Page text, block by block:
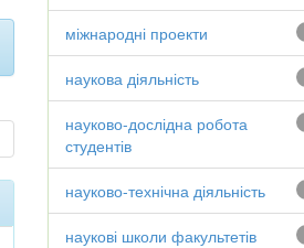
міжнародні проекти
наукова діяльність
науково-дослідна робота
студентів
науково-технічна діяльність
наукові школи факультетів